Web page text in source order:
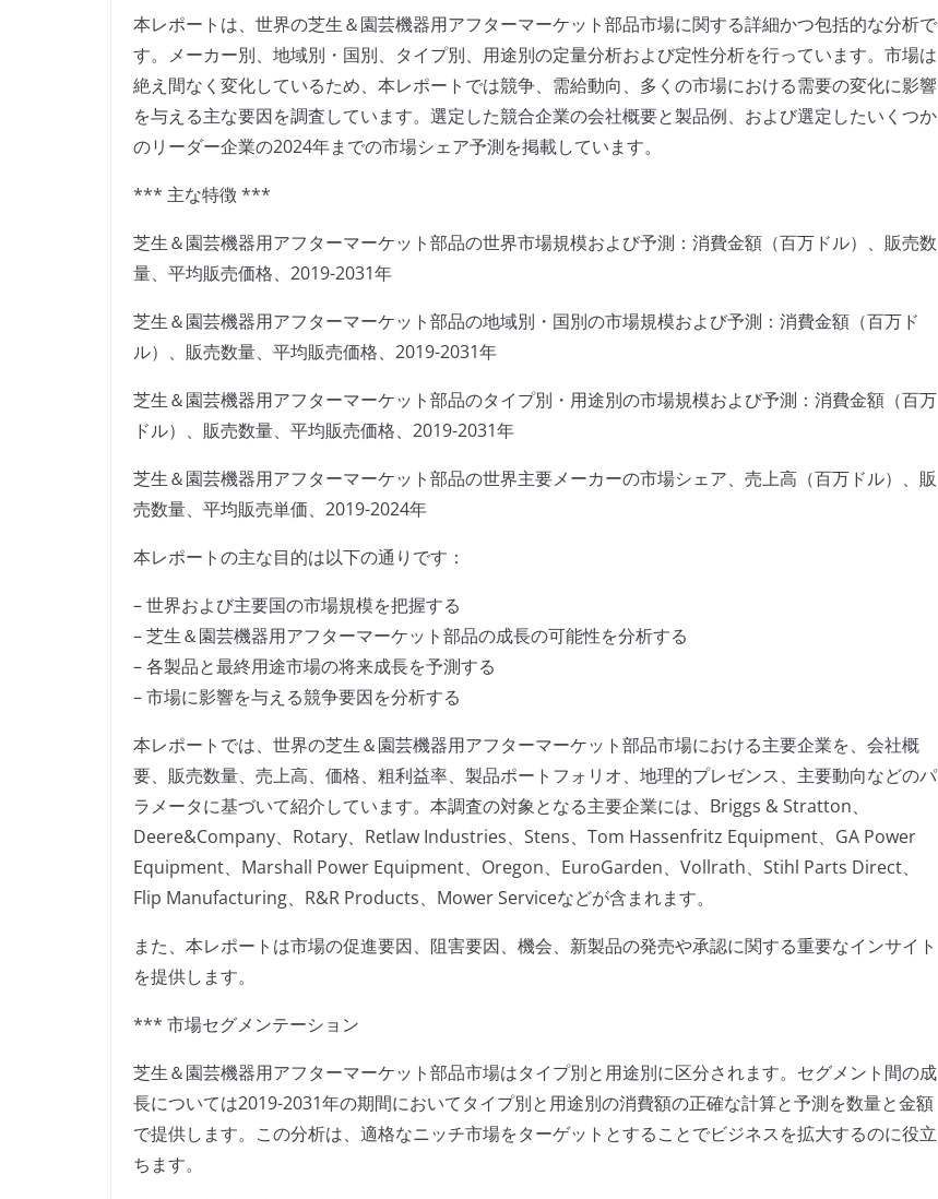
本レポートは、世界の芝生＆園芸機器用アフターマーケット部品市場に関する詳細かつ包括的な分析で
す。メーカー別、地域別・国別、タイプ別、用途別の定量分析および定性分析を行っています。市場は
絶え間なく変化しているため、本レポートでは競争、需給動向、多くの市場における需要の変化に影響
を与える主な要因を調査しています。選定した競合企業の会社概要と製品例、および選定したいくつか
のリーダー企業の2024年までの市場シェア予測を掲載しています。
*** 主な特徴 ***
芝生＆園芸機器用アフターマーケット部品の世界市場規模および予測：消費金額（百万ドル）、販売数
量、平均販売価格、2019-2031年
芝生＆園芸機器用アフターマーケット部品の地域別・国別の市場規模および予測：消費金額（百万ド
ル）、販売数量、平均販売価格、2019-2031年
芝生＆園芸機器用アフターマーケット部品のタイプ別・用途別の市場規模および予測：消費金額（百万
ドル）、販売数量、平均販売価格、2019-2031年
芝生＆園芸機器用アフターマーケット部品の世界主要メーカーの市場シェア、売上高（百万ドル）、販
売数量、平均販売単価、2019-2024年
本レポートの主な目的は以下の通りです：
– 世界および主要国の市場規模を把握する
– 芝生＆園芸機器用アフターマーケット部品の成長の可能性を分析する
– 各製品と最終用途市場の将来成長を予測する
– 市場に影響を与える競争要因を分析する
本レポートでは、世界の芝生＆園芸機器用アフターマーケット部品市場における主要企業を、会社概
要、販売数量、売上高、価格、粗利益率、製品ポートフォリオ、地理的プレゼンス、主要動向などのパ
ラメータに基づいて紹介しています。本調査の対象となる主要企業には、Briggs & Stratton、
Deere&Company、Rotary、Retlaw Industries、Stens、Tom Hassenfritz Equipment、GA Power
Equipment、Marshall Power Equipment、Oregon、EuroGarden、Vollrath、Stihl Parts Direct、
Flip Manufacturing、R&R Products、Mower Serviceなどが含まれます。
また、本レポートは市場の促進要因、阻害要因、機会、新製品の発売や承認に関する重要なインサイト
を提供します。
*** 市場セグメンテーション
芝生＆園芸機器用アフターマーケット部品市場はタイプ別と用途別に区分されます。セグメント間の成
長については2019-2031年の期間においてタイプ別と用途別の消費額の正確な計算と予測を数量と金額
で提供します。この分析は、適格なニッチ市場をターゲットとすることでビジネスを拡大するのに役立
ちます。